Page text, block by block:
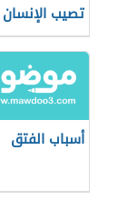
تصيب الإنسان
أسباب الفتق